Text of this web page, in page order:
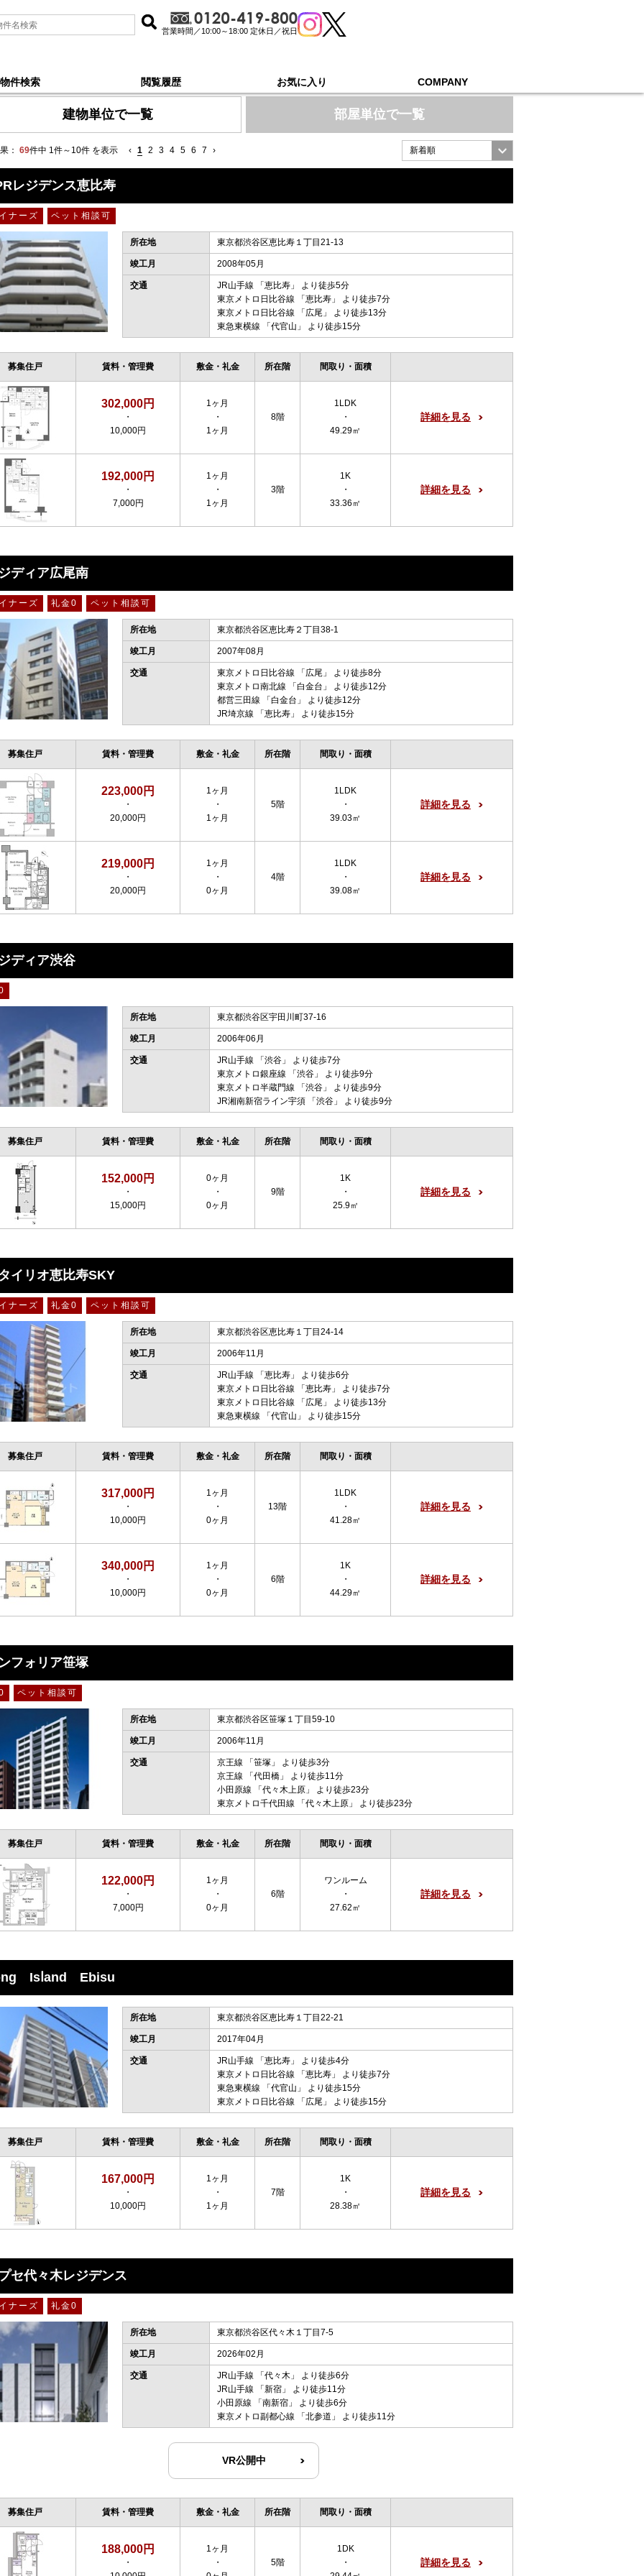
営業時間／10:00～18:00 定休日／祝日
物件検索 閲覧履歴 お気に入り COMPANY
順 で探す
建物単位で一覧 部屋単位で一覧
： 69件中 1件～10件 を表示 ‹ 1 2 3 4 5 6 7 ›
レジデンス恵比寿
ナーズ ペット相談可
所在地 東京都渋谷区恵比寿１丁目21-13
竣工月 2008年05月
交通 JR山手線 「 恵比寿 」 より徒歩5分
東京メトロ日比谷線 「 恵比寿 」 より徒歩7分
東京メトロ日比谷線 「 広尾 」 より徒歩13分
東急東横線 「 代官山 」 より徒歩15分
募集住戸 賃料・管理費 敷金・礼金 所在階 間取り・面積
302,000円
・
10,000円
1ヶ月
・
1ヶ月
8階
1LDK
・
49.29㎡
詳細を見る
192,000円
・
7,000円
1ヶ月
・
1ヶ月
3階
1K
・
33.36㎡
詳細を見る
ディア広尾南
ナーズ 礼金0 ペット相談可
所在地 東京都渋谷区恵比寿２丁目38-1
竣工月 2007年08月
交通 東京メトロ日比谷線 「 広尾 」 より徒歩8分
東京メトロ南北線 「 白金台 」 より徒歩12分
都営三田線 「 白金台 」 より徒歩12分
JR埼京線 「 恵比寿 」 より徒歩15分
募集住戸 賃料・管理費 敷金・礼金 所在階 間取り・面積
223,000円
・
20,000円
1ヶ月
・
1ヶ月
5階
1LDK
・
39.03㎡
詳細を見る
219,000円
・
20,000円
1ヶ月
・
0ヶ月
4階
1LDK
・
39.08㎡
詳細を見る
ディア渋谷
所在地 東京都渋谷区宇田川町37-16
竣工月 2006年06月
交通 JR山手線 「 渋谷 」 より徒歩7分
東京メトロ銀座線 「 渋谷 」 より徒歩9分
東京メトロ半蔵門線 「 渋谷 」 より徒歩9分
JR湘南新宿ライン宇須 「 渋谷 」 より徒歩9分
募集住戸 賃料・管理費 敷金・礼金 所在階 間取り・面積
152,000円
・
15,000円
0ヶ月
・
0ヶ月
9階
1K
・
25.9㎡
詳細を見る
イリオ恵比寿SKY
ナーズ 礼金0 ペット相談可
所在地 東京都渋谷区恵比寿１丁目24-14
竣工月 2006年11月
交通 JR山手線 「 恵比寿 」 より徒歩6分
東京メトロ日比谷線 「 恵比寿 」 より徒歩7分
東京メトロ日比谷線 「 広尾 」 より徒歩13分
東急東横線 「 代官山 」 より徒歩15分
募集住戸 賃料・管理費 敷金・礼金 所在階 間取り・面積
317,000円
・
10,000円
1ヶ月
・
0ヶ月
13階
1LDK
・
41.28㎡
詳細を見る
340,000円
・
10,000円
1ヶ月
・
0ヶ月
6階
1K
・
44.29㎡
詳細を見る
フォリア笹塚
ペット相談可
所在地 東京都渋谷区笹塚１丁目59-10
竣工月 2006年11月
交通 京王線 「 笹塚 」 より徒歩3分
京王線 「 代田橋 」 より徒歩11分
小田原線 「 代々木上原 」 より徒歩23分
東京メトロ千代田線 「 代々木上原 」 より徒歩23分
募集住戸 賃料・管理費 敷金・礼金 所在階 間取り・面積
122,000円
・
7,000円
1ヶ月
・
0ヶ月
6階
ワンルーム
・
27.62㎡
詳細を見る
Isⅼand Ebisu
所在地 東京都渋谷区恵比寿１丁目22-21
竣工月 2017年04月
交通 JR山手線 「 恵比寿 」 より徒歩4分
東京メトロ日比谷線 「 恵比寿 」 より徒歩7分
東急東横線 「 代官山 」 より徒歩15分
東京メトロ日比谷線 「 広尾 」 より徒歩15分
募集住戸 賃料・管理費 敷金・礼金 所在階 間取り・面積
167,000円
・
10,000円
1ヶ月
・
1ヶ月
7階
1K
・
28.38㎡
詳細を見る
セ代々木レジデンス
ナーズ 礼金0
所在地 東京都渋谷区代々木１丁目7-5
竣工月 2026年02月
交通 JR山手線 「 代々木 」 より徒歩6分
JR山手線 「 新宿 」 より徒歩11分
小田原線 「 南新宿 」 より徒歩6分
東京メトロ副都心線 「 北参道 」 より徒歩11分
VR公開中
募集住戸 賃料・管理費 敷金・礼金 所在階 間取り・面積
188,000円
・
1ヶ月
・
5階
1DK
・
詳細を見る